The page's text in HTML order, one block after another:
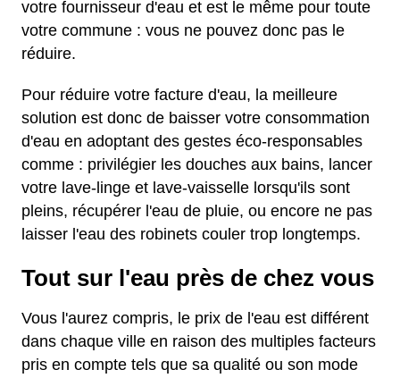
votre fournisseur d'eau et est le même pour toute
votre commune : vous ne pouvez donc pas le
réduire.
Pour réduire votre facture d'eau, la meilleure
solution est donc de baisser votre consommation
d'eau en adoptant des gestes éco-responsables
comme : privilégier les douches aux bains, lancer
votre lave-linge et lave-vaisselle lorsqu'ils sont
pleins, récupérer l'eau de pluie, ou encore ne pas
laisser l'eau des robinets couler trop longtemps.
Tout sur l'eau près de chez vous
Vous l'aurez compris, le prix de l'eau est différent
dans chaque ville en raison des multiples facteurs
pris en compte tels que sa qualité ou son mode